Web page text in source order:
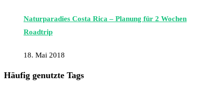
Naturparadies Costa Rica – Planung für 2 Wochen
Roadtrip
18. Mai 2018
Häufig genutzte Tags